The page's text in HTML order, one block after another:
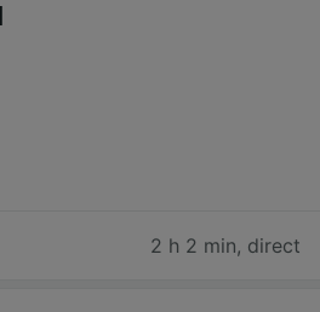
2 h 2 min, direct